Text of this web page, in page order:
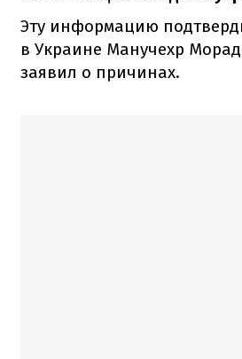
Эту информацию
в Украине Манучехр
заявил о причинах.